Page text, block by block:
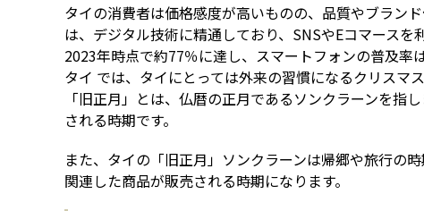
タイの消費者は価格感度が高いものの、品質やブラン
は、デジタル技術に精通しており、SNSやEコマース
2023年時点で約77％に達し、スマートフォンの普及率
タイ では、タイにとっては外来の習慣になるクリスマ
「旧正月」とは、仏暦の正月であるソンクラーンを指
される時期です。
また、タイの「旧正月」ソンクラーンは帰郷や旅行の
関連した商品が販売される時期になります。